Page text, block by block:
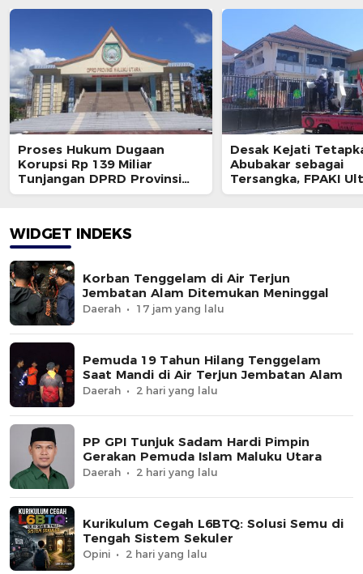
Proses Hukum Dugaan
Korupsi Rp 139 Miliar
Tunjangan DPRD Provinsi
Bakal Dihentikan ?
Desak Kejati
Abubakar sebagai
Tersangka, FPAKI
Kajati dan BPK
WIDGET INDEKS
Korban Tenggelam di Air Terjun
Jembatan Alam Ditemukan Meninggal
Daerah 17 jam yang lalu
Pemuda 19 Tahun Hilang Tenggelam
Saat Mandi di Air Terjun Jembatan Alam
Daerah 2 hari yang lalu
PP GPI Tunjuk Sadam Hardi Pimpin
Gerakan Pemuda Islam Maluku Utara
Daerah 2 hari yang lalu
Kurikulum Cegah L6BTQ: Solusi Semu di
Tengah Sistem Sekuler
Opini 2 hari yang lalu